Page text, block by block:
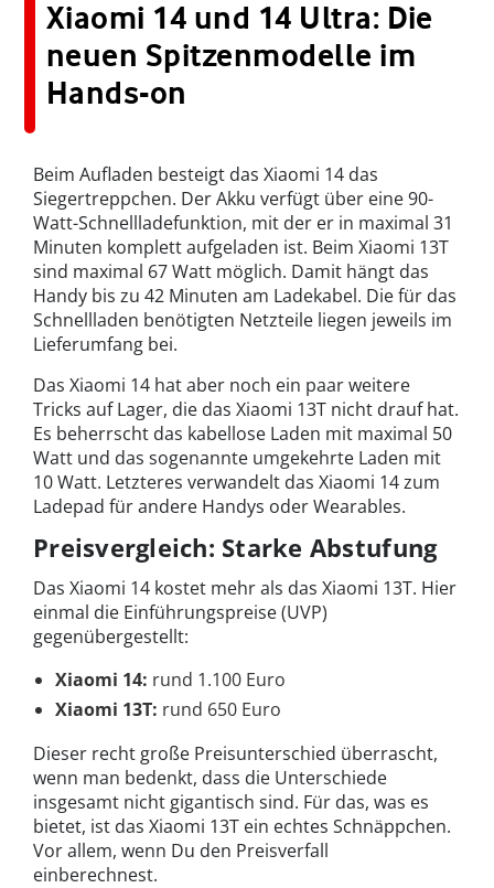
Xiaomi 14 und 14 Ultra: Die
neuen Spitzenmodelle im
Hands-on
Beim Aufladen besteigt das Xiaomi 14 das
Siegertreppchen. Der Akku verfügt über eine 90-
Watt-Schnellladefunktion, mit der er in maximal 31
Minuten komplett aufgeladen ist. Beim Xiaomi 13T
sind maximal 67 Watt möglich. Damit hängt das
Handy bis zu 42 Minuten am Ladekabel. Die für das
Schnellladen benötigten Netzteile liegen jeweils im
Lieferumfang bei.
Das Xiaomi 14 hat aber noch ein paar weitere
Tricks auf Lager, die das Xiaomi 13T nicht drauf hat.
Es beherrscht das kabellose Laden mit maximal 50
Watt und das sogenannte umgekehrte Laden mit
10 Watt. Letzteres verwandelt das Xiaomi 14 zum
Ladepad für andere Handys oder Wearables.
Preisvergleich: Starke Abstufung
Das Xiaomi 14 kostet mehr als das Xiaomi 13T. Hier
einmal die Einführungspreise (UVP)
gegenübergestellt:
Xiaomi 14: rund 1.100 Euro
Xiaomi 13T: rund 650 Euro
Dieser recht große Preisunterschied überrascht,
wenn man bedenkt, dass die Unterschiede
insgesamt nicht gigantisch sind. Für das, was es
bietet, ist das Xiaomi 13T ein echtes Schnäppchen.
Vor allem, wenn Du den Preisverfall
einberechnest.